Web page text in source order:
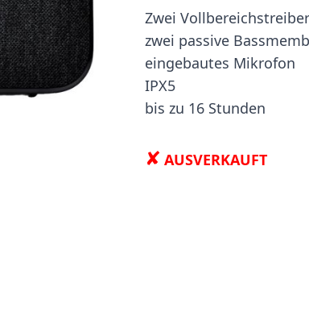
Zwei Vollbereichstreiber
zwei passive
eingebautes Mikrofon
IPX5
bis zu 16 Stunden
✘ AUSVERKAUFT